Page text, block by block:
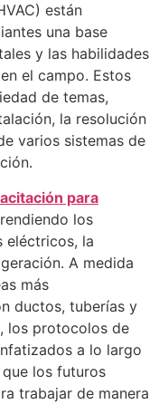
están
una base
y las habilidades
el campo. Estos
de temas,
la resolución
varios sistemas de
para
los
eléctricos, la
A medida
más
ductos, tuberías y
los protocolos de
a lo largo
los futuros
trabajar de manera